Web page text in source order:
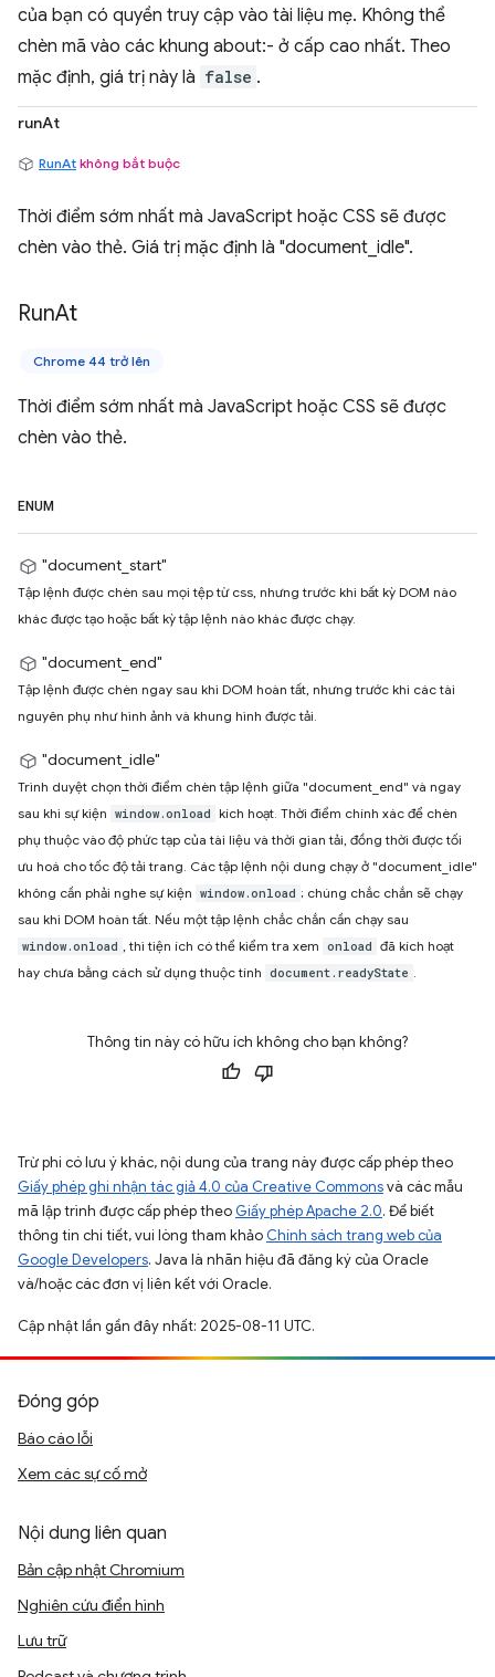
của bạn có quyền truy cập vào tài liệu mẹ. Không thể
chèn mã vào các khung about:- ở cấp cao nhất. Theo
mặc định, giá trị này là false .
runAt
RunAt không bắt buộc
Thời điểm sớm nhất mà JavaScript hoặc CSS sẽ được
chèn vào thẻ. Giá trị mặc định là "document_idle".
RunAt
Chrome 44 trở lên
Thời điểm sớm nhất mà JavaScript hoặc CSS sẽ được
chèn vào thẻ.
ENUM
"document_start"
Tập lệnh được chèn sau mọi tệp từ css, nhưng trước khi bất kỳ DOM nào
khác được tạo hoặc bất kỳ tập lệnh nào khác được chạy.
"document_end"
Tập lệnh được chèn ngay sau khi DOM hoàn tất, nhưng trước khi các tài
nguyên phụ như hình ảnh và khung hình được tải.
"document_idle"
Trình duyệt chọn thời điểm chèn tập lệnh giữa "document_end" và ngay
sau khi sự kiện window.onload
kích hoạt. Thời điểm chính xác để chèn
phụ thuộc vào độ phức tạp của tài liệu và thời gian tải, đồng thời được tối
ưu hoá cho tốc độ tải trang. Các tập lệnh nội dung chạy ở "document_idle"
không cần phải nghe sự kiện window.onload ; chúng chắc chắn sẽ chạy
sau khi DOM hoàn tất. Nếu một tập lệnh chắc chắn cần chạy sau
window.onload , thì tiện ích có thể kiểm tra xem onload đã kích hoạt
hay chưa bằng cách sử dụng thuộc tính document.readyState .
Thông tin này có hữu ích không cho bạn không?
Trừ phi có lưu ý khác, nội dung của trang này được cấp phép theo
Giấy phép ghi nhận tác giả 4.0 của Creative Commonsvà các mẫu
mã lập trình được cấp phép theo Giấy phép Apache 2.0. Để biết
thông tin chi tiết, vui lòng tham khảo Chính sách trang web của
Google Developers. Java là nhãn hiệu đã đăng ký của Oracle
và/hoặc các đơn vị liên kết với Oracle.
Cập nhật lần gần đây nhất: 2025-08-11 UTC.
Đóng góp
Báo cáo lỗi
Xem các sự cố mở
Nội dung liên quan
Bản cập nhật Chromium
Nghiên cứu điển hình
Lưu trữ